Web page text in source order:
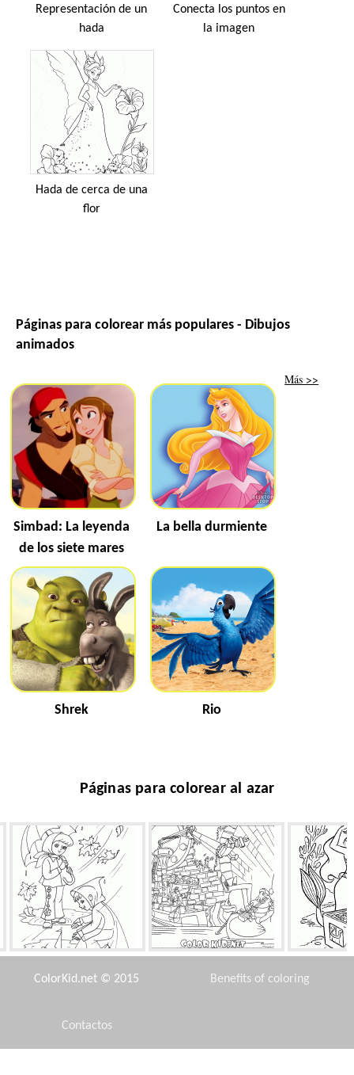
Representación de un
hada
Conecta los puntos en
la imagen
Hada de cerca de una
flor
Páginas para colorear más populares - Dibujos
animados
Simbad: La leyenda
de los siete mares
La bella durmiente
Shrek Rio
Más >>
Páginas para colorear al azar
Barcos de otoño Músico Roddy La
ColorKid.net © 2015 Benefits of coloring
Contactos